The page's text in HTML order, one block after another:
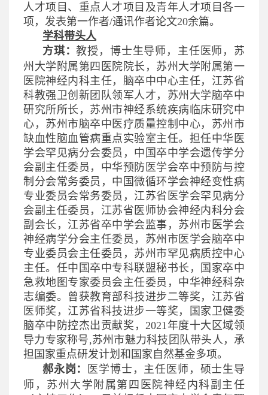
人才项目、重点人才项目及青年人才项目各一
项，发表第一作者/通讯作者论文20余篇。
学科带头人
方琪：教授，博士生导师，主任医师，苏
州大学附属第四医院院长，苏州大学附属第一
医院神经内科主任，脑卒中中心主任，江苏省
科教强卫创新团队领军人才，苏州大学脑卒中
研究所所长，苏州市神经系统疾病临床研究中
心，苏州市脑卒中医疗质量控制中心，苏州市
缺血性脑血管病重点实验室主任。担任中华医
学会罕见病分会委员，中国卒中学会遗传学分
会副主任委员，中华预防医学会卒中预防与控
制分会常务委员，中国微循环学会神经变性病
专业委员会常务委员，江苏省医学会罕见病分
会副主任委员，江苏省医师协会神经内科分会
副会长，江苏省卒中学会监事，苏州市医学会
神经病学分会主任委员，苏州市医学会脑卒中
专业委员会主任委员，苏州市罕见病质控中心
主任。任中国卒中专科联盟秘书长，国家卒中
急救地图专家委员会主任委员，中华神经科杂
志编委。曾获教育部科技进步二等奖，江苏省
医师奖，江苏省科技进步一等奖，国家卫健委
脑卒中防控杰出贡献奖，2021年度十大区域领
导力专家称号,苏州市魅力科技团队带头人，承
担国家重点研发计划和国家自然基金多项。
郝永岗：
医学博士，主任医师，硕士生导
师，苏州大学附属第四医院神经内科副主任